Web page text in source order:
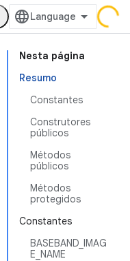
Nesta página
Resumo
Constantes
Construtores
públicos
Métodos
públicos
Métodos
protegidos
Constantes
BASEBAND_IMAG
E_NAME